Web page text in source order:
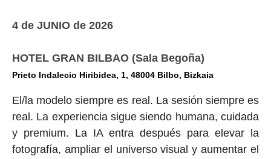
4 de JUNIO de 2026
HOTEL GRAN BILBAO (Sala Begoña)
Prieto Indalecio Hiribidea, 1, 48004 Bilbo, Bizkaia
El/la modelo siempre es real. La sesión siempre es
real. La experienciasigue siendo humana, cuidada
y premium. La IA entra después para elevar
la
fotografía, ampliar el universo visual y aumentar el